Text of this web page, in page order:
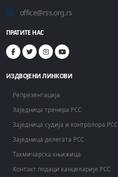
office@rss.org.rs
ПРАТИТЕ НАС
ИЗДВОЈЕНИ ЛИНКОВИ
Репрезентација
Заједница тренера РСС
Заједница судија и контролора РСС
Заједница делегата РСС
Такмичарска књижица
Контакт подаци канцеларије РСС